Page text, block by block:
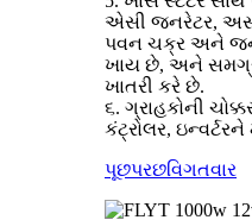
એસી જનરેટર,
પવન ચક્ર અને
ખાય છે, અને સમગ્ર
ખાતરી કરે છે.
૬. ગ્રાહકોની
કંટ્રોલર,
પૂછપરછવિગતવાર